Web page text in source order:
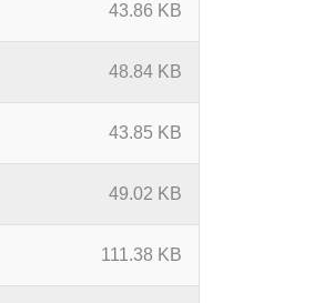
43.86 KB
48.84 KB
43.85 KB
49.02 KB
111.38 KB